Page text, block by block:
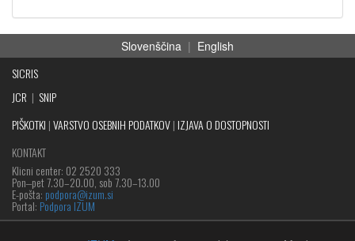
Slovenščina | English
SICRIS
JCR | SNIP
PIŠKOTKI |VARSTVO OSEBNIH PODATKOV| IZJAVA O DOSTOPNOSTI
KONTAKT
Klicni center: 02 2520 333
Pon‒pet 7.30–20.00, sob 7.30–13.00
E-pošta: podpora@izum.si
Portal: Podpora IZUM